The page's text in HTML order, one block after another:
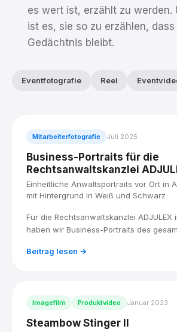
es wert ist, erzählt zu werden.
ist es, sie so zu erzählen, dass
Gedächtnis bleibt.
Eventfotografie Reel
Mitarbeiterfotografie Juli 2025
Business-Portraits für die
Rechtsanwaltskanzlei
Einheitliche Anwaltsportraits vor Ort in
mit Hintergrund in Weiß und Schwarz
Für die Rechtsanwaltskanzlei
haben wir Business-Portraits des
fotografiert, mit einem einheitlichen
Beitrag lesen →
Imagefilm Produktvideo Januar 2023
Steambow Stinger II